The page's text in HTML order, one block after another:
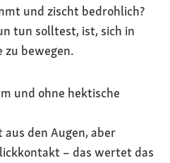
und zischt bedrohlich?
tun solltest, ist, sich in
zu bewegen.
und ohne hektische
aus den Augen, aber
– das wertet das